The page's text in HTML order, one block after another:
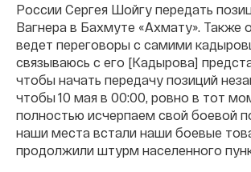
России Сергея Шойгу передать
Вагнера в Бахмуте «Ахмату». Также
ведет переговоры с самими
связываюсь с его [Кадырова]
чтобы начать передачу позиций
чтобы 10 мая в 00:00, ровно в тот
полностью исчерпаем свой боевой
наши места встали наши боевые
продолжили штурм населенного